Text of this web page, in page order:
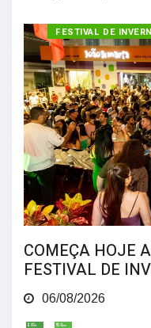
FESTIVAL DE
COMEÇA HOJE
FESTIVAL DE
06/08/2026